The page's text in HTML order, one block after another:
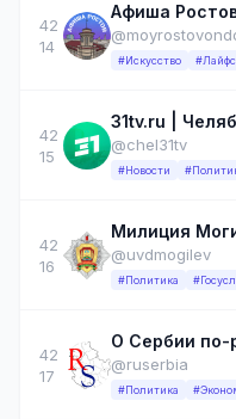
42
14
Афиша
#Искусство
42
15
31tv.ru |
@chel31tv
#Новости
42
16
Милиция
@uvdmogilev
#Политика
42
17
О Сербии по-
@ruserbia
#Политика